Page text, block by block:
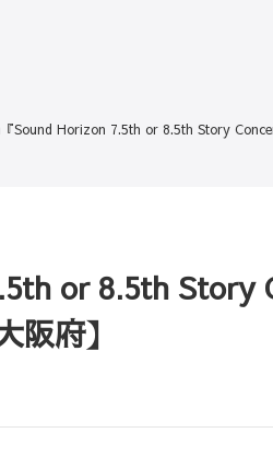
Sound Horizon 7.5th or 8.5th Story
or 8.5th Story
阪府】